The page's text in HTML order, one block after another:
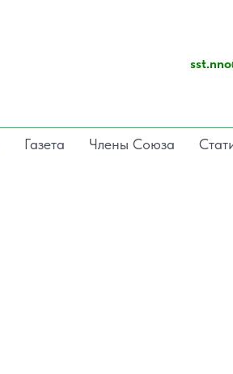
Газета Члены Союза